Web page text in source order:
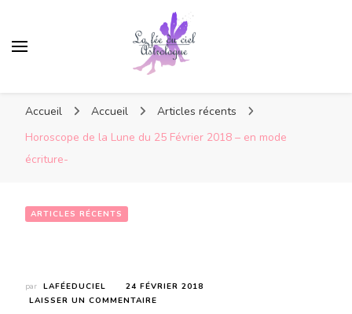
Accueil Accueil
Articles récents
Horoscope de la Lune du 25 Février 2018 – en mode
écriture-
ARTICLES RÉCENTS
par LAFÉEDUCIEL
24 FÉVRIER 2018
LAISSER UN COMMENTAIRE